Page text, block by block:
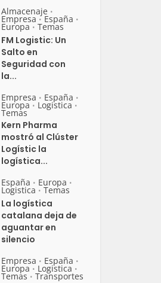
Almacenaje •
Empresa • España •
Europa • Temas
FM Logistic: Un
Salto en
Seguridad con
la...
Empresa • España •
Europa • Logistica •
Temas
Kern Pharma
mostró al Clúster
Logístic la
logística...
España • Europa •
Logistica • Temas
La logística
catalana deja de
aguantar en
silencio
Empresa • España •
Europa • Logistica •
Temas • Transportes